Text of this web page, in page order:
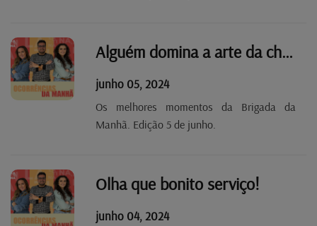
Alguém domina a arte da chama?
junho 05, 2024
Os melhores momentos da Brigada da
Manhã. Edição 5 de junho.
Olha que bonito serviço!
junho 04, 2024